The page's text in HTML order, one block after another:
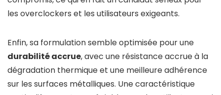
les overclockers et les utilisateurs exigeants.
Enfin, sa formulation semble optimisée pour une
durabilité accrue, avec une résistance accrue à la
dégradation thermique et une meilleure adhérence
sur les surfaces métalliques. Une caractéristique